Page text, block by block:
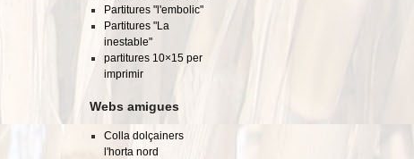
Partitures "l'embolic"
Partitures "La
inestable"
partitures 10×15 per
imprimir
Webs amigues
Colla dolçainers
l'horta nord